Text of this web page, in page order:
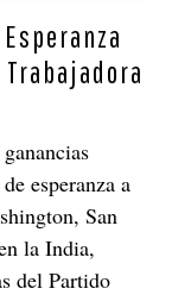
esperanza a
San
la India,
del Partido